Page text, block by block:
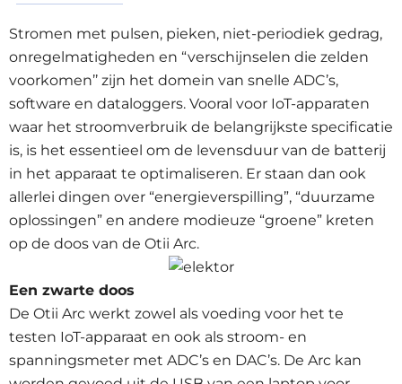
Stromen met pulsen, pieken, niet-periodiek gedrag,
onregelmatigheden en “verschijnselen die zelden
voorkomen’’ zijn het domein van snelle ADC’s,
software en dataloggers. Vooral voor IoT-apparaten
waar het stroomverbruik de belangrijkste specificatie
is, is het essentieel om de levensduur van de batterij
in het apparaat te optimaliseren. Er staan dan ook
allerlei dingen over “energieverspilling”, “duurzame
oplossingen” en andere modieuze “groene” kreten
op de doos van de Otii Arc.
Een zwarte doos
De Otii Arc werkt zowel als voeding voor het te
testen IoT-apparaat en ook als stroom- en
spanningsmeter met ADC’s en DAC’s. De Arc kan